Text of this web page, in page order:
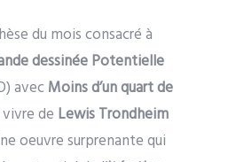
du mois consacré à
dessinée Potentielle
avec Moins d’un quart de
de Lewis Trondheim
oeuvre surprenante qui